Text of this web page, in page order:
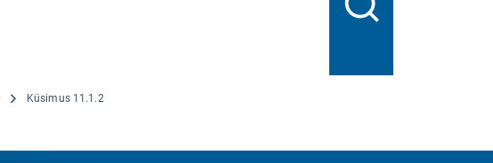
Küsimus 11.1.2